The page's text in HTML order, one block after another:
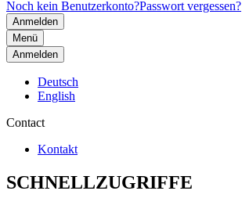
Noch kein Benutzerkonto?Passwort vergessen?
Menü
Anmelden
Deutsch
English
Contact
Kontakt
SCHNELLZUGRIFFE